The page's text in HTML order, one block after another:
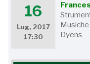
16
Lug, 2017
17:30
Dyens